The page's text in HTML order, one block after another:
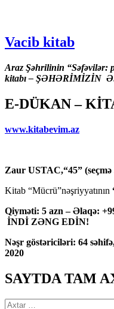
Vacib kitab
Araz Şəhrilinin “Səfəvilər:
kitabı – ŞƏHƏRİMİZİN
E-DÜKAN –
www.kitabevim.az
Zaur USTAC,“45”
Kitab “Mücrü”nəşriyyatının
Qiyməti: 5 azn – Əlaqə:
İNDİ ZƏNG EDİN!
Nəşr göstəriciləri: 64
2020
SAYTDA TAM
Axtarış: